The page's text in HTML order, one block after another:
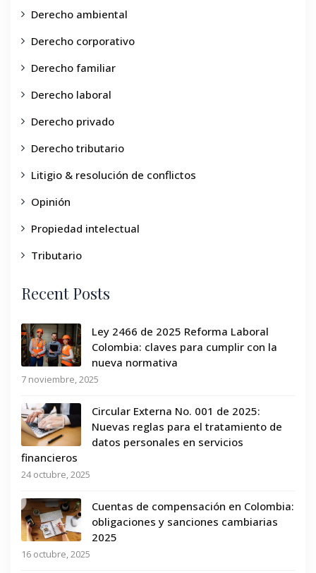
Derecho ambiental
Derecho corporativo
Derecho familiar
Derecho laboral
Derecho privado
Derecho tributario
Litigio & resolución de conflictos
Opinión
Propiedad intelectual
Tributario
Recent Posts
Ley 2466 de 2025 Reforma Laboral
Colombia: claves para cumplir con la
nueva normativa
7 noviembre, 2025
Circular Externa No. 001 de 2025:
Nuevas reglas para el tratamiento de
datos personales en servicios
financieros
24 octubre, 2025
Cuentas de compensación en Colombia:
obligaciones y sanciones cambiarias
2025
16 octubre, 2025